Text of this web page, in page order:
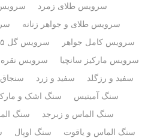
سرویس طلای زمرد
سرویس
سرویس طلای و جواهر زنانه
سرویس کامل جواهر
سرویس گل ۵پر
سرویس مارکیز سانچیا
سرویس نقره
سفید و رزگلد
سفید و زرد
سنگ آمیتیس
سنگ اشک و
سنگ الماس و زبرجد
سنگ
سنگ الماس و یاقوت
سنگ اوپال